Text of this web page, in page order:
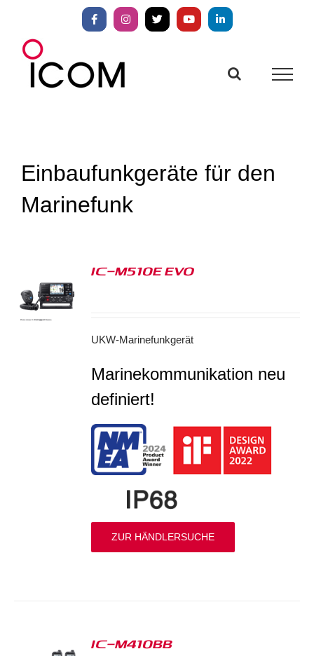
springen
FacebookInstagram
X YouTubeLinkedIn
Einbaufunkgeräte für den
Marinefunk
IC-M510E EVO
UKW-Marinefunkgerät
Marinekommunikation neu
definiert!
ZUR HÄNDLERSUCHE
IC-M410BB